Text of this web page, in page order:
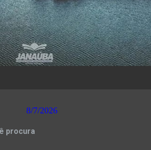
8/7/2026
procura